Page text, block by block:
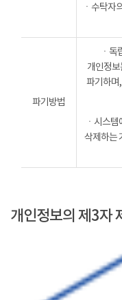
ㆍ수탁자
파기방법
ㆍ독
개인정보
파기하며
ㆍ시스
삭제하는
개인정보의 제3자